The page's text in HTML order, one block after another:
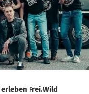
Frei.Wild